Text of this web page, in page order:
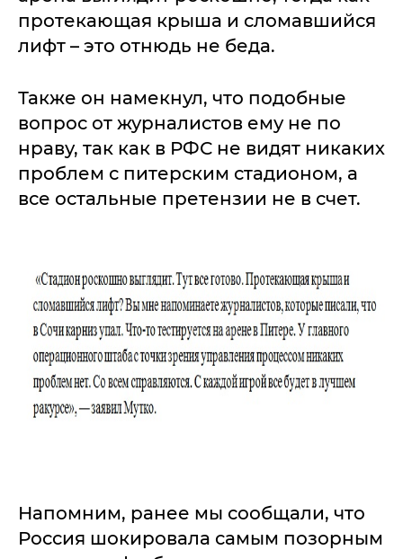
протекающая крыша и сломавшийся
лифт – это отнюдь не беда.
Также он намекнул, что подобные
вопрос от журналистов ему не по
нраву, так как в РФС не видят никаких
проблем с питерским стадионом, а
все остальные претензии не в счет.
Напомним, ранее мы сообщали, что
Россия шокировала самым позорным